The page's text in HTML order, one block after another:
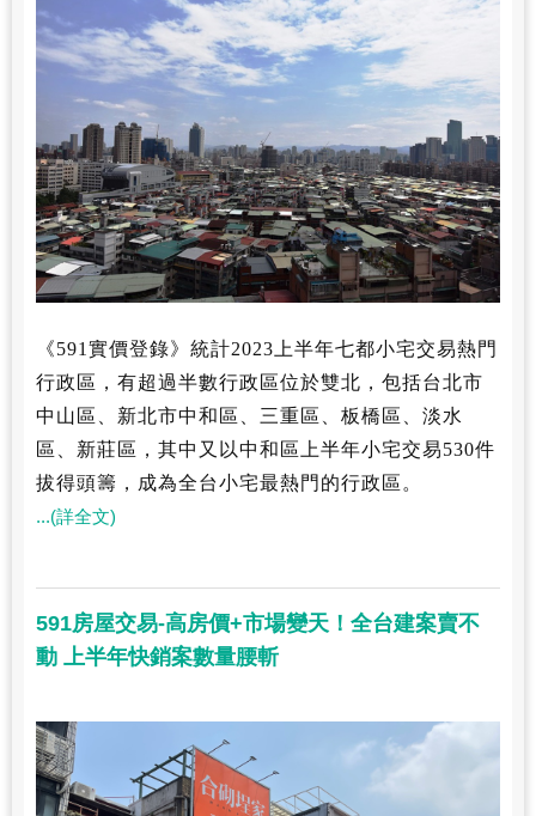
《591實價登錄》統計2023上半年七都小宅交易熱門
行政區，有超過半數行政區位於雙北，包括台北市
中山區、新北市中和區、三重區、板橋區、淡水
區、新莊區，其中又以中和區上半年小宅交易530件
拔得頭籌，成為全台小宅最熱門的行政區。
...(詳全文)
591房屋交易-高房價+市場變天！全台建案賣不
動 上半年快銷案數量腰斬